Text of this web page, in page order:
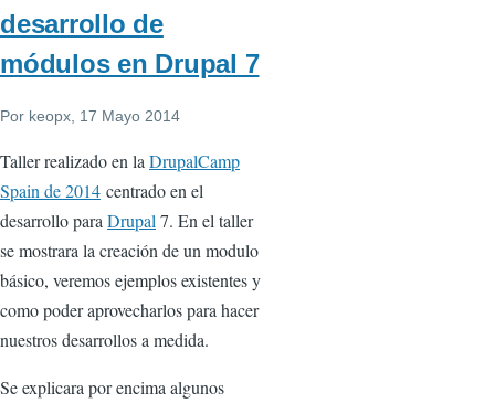
desarrollo de
módulos en Drupal 7
Por keopx , 17 Mayo 2014
Taller realizado en la DrupalCamp
Spain de 2014 centrado en el
desarrollo para Drupal 7. En el taller
se mostrara la creación de un modulo
básico, veremos ejemplos existentes y
como poder aprovecharlos para hacer
nuestros desarrollos a medida.
Se explicara por encima algunos